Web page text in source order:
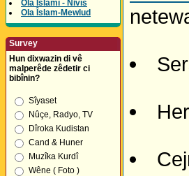
Ola Îslamî - Nivîs
Ola Îslam-Mewlud
Survey
Hun dixwazin di vê
malperêde zêdetir ci
bibînin?
Sîyaset
Nûçe, Radyo, TV
Dîroka Kudistan
Cand & Huner
Muzîka Kurdî
Wêne ( Foto )